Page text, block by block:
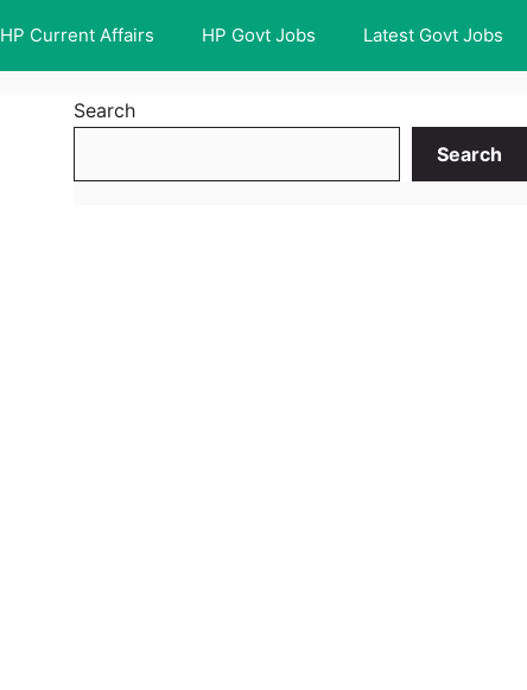
HP Current Affairs HP Govt Jobs Latest Govt Jobs
Search
Search